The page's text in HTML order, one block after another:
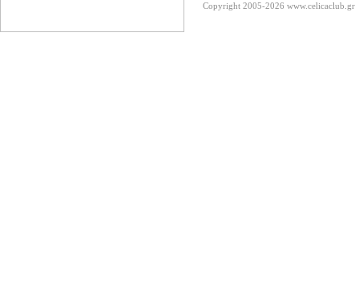
Copyright 2005-2026 www.celicaclub.gr